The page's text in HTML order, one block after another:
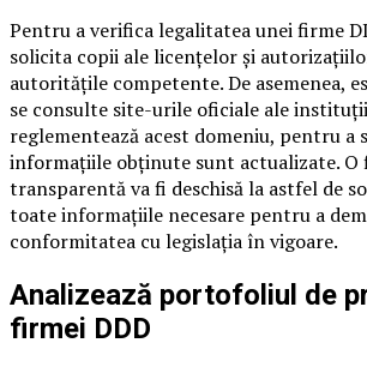
Pentru a verifica legalitatea unei firme
solicita copii ale licențelor și
autoritățile competente. De asemenea,
se consulte site-urile oficiale ale
reglementează acest domeniu, pentru a
informațiile obținute sunt actualizate. O
transparentă va fi deschisă la astfel de
toate informațiile necesare pentru a
conformitatea cu legislația în vigoare.
Analizează portofoliul de
firmei DDD